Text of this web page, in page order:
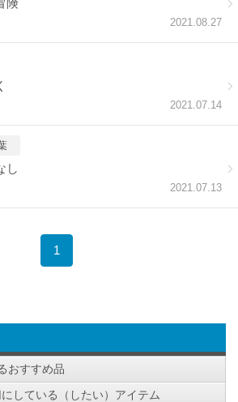
2021.08.27
2021.07.14
2021.07.13
し
1
おすすめ品
している（したい）アイテム